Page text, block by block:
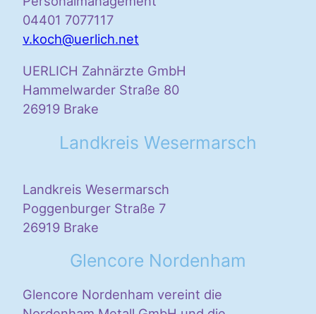
04401 7077117
v.koch@uerlich.net
UERLICH Zahnärzte GmbH
Hammelwarder Straße 80
26919 Brake
Landkreis Wesermarsch
Landkreis Wesermarsch
Poggenburger Straße 7
26919 Brake
Glencore Nordenham
Glencore Nordenham vereint die